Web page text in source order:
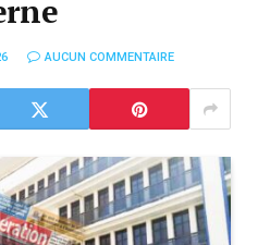
AUCUN COMMENTAIRE